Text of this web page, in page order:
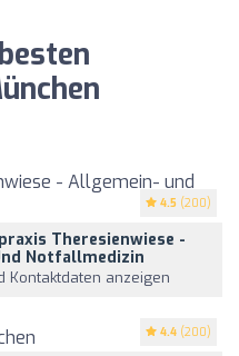
4.5 (200)
Theresienwiese -
Notfallmedizin
Kontaktdaten anzeigen
4.4 (200)